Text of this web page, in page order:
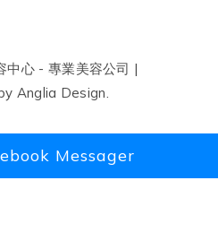
心 - 專業美容公司 |
Anglia Design.
Messager